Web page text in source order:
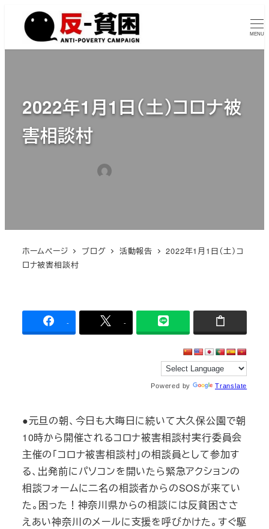
ン
MENU
2022年1月1日（土）コロナ被
害相談村
著
ホームページ ブログ 活動報告
2022年1月1日（土）コ
ロナ被害相談村
- -
Powered by Translate
●元旦の朝、今日も大晦日に続いて大久保公園で朝
10時から開催されるコロナ被害相談村実行委員会
主催の「コロナ被害相談村」の相談員として参加す
る、出発前にパソコンを開いたら緊急アクションの
相談フォームに二名の相談者からのSOSが来てい
た。困った！神奈川県からの相談には反貧困ささ
えあい神奈川のメールに支援を呼びかけた。すぐ駆